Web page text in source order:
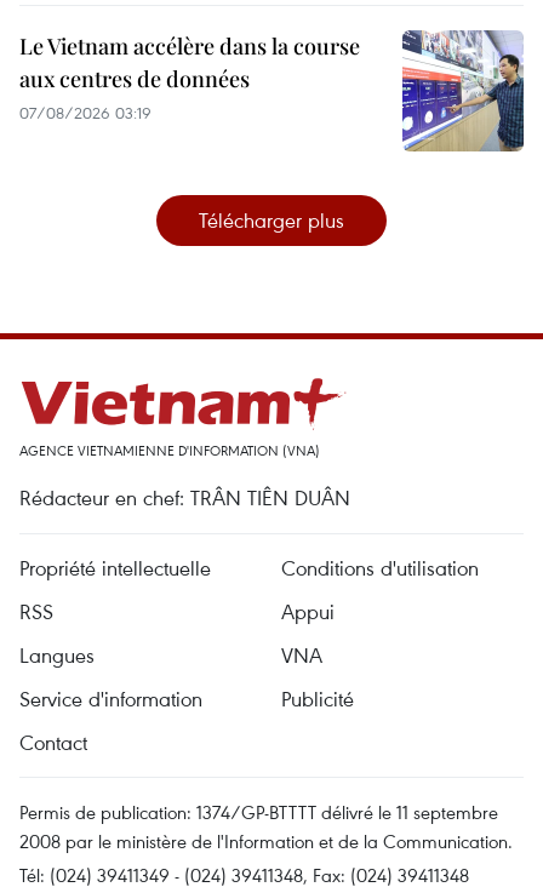
Le Vietnam accélère dans la course
aux centres de données
07/08/2026 03:19
Télécharger plus
AGENCE VIETNAMIENNE D'INFORMATION (VNA)
Rédacteur en chef: TRÂN TIÊN DUÂN
Propriété intellectuelle
Conditions d'utilisation
RSS
Appui
Langues
VNA
Service d'information
Publicité
Contact
Permis de publication: 1374/GP-BTTTT délivré le 11 septembre
2008 par le ministère de l'Information et de la Communication.
Tél: (024) 39411349 - (024) 39411348, Fax: (024) 39411348